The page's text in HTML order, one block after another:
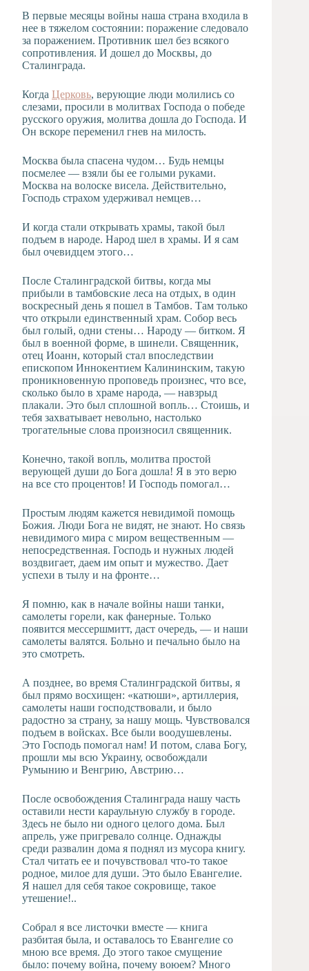
В первые месяцы войны наша страна входила в
нее в тяжелом состоянии: поражение следовало
за поражением. Противник шел без всякого
сопротивления. И дошел до Москвы, до
Сталинграда.
Когда Церковь, верующие люди молились со
слезами, просили в молитвах Господа о победе
русского оружия, молитва дошла до Господа. И
Он вскоре переменил гнев на милость.
Москва была спасена чудом… Будь немцы
посмелее — взяли бы ее голыми руками.
Москва на волоске висела. Действительно,
Господь страхом удерживал немцев…
И когда стали открывать храмы, такой был
подъем в народе. Народ шел в храмы. И я сам
был очевидцем этого…
После Сталинградской битвы, когда мы
прибыли в тамбовские леса на отдых, в один
воскресный день я пошел в Тамбов. Там только
что открыли единственный храм. Собор весь
был голый, одни стены… Народу — битком. Я
был в военной форме, в шинели. Священник,
отец Иоанн, который стал впоследствии
епископом Иннокентием Калининским, такую
проникновенную проповедь произнес, что все,
сколько было в храме народа, — навзрыд
плакали. Это был сплошной вопль… Стоишь, и
тебя захватывает невольно, настолько
трогательные слова произносил священник.
Конечно, такой вопль, молитва простой
верующей души до Бога дошла! Я в это верю
на все сто процентов! И Господь помогал…
Простым людям кажется невидимой помощь
Божия. Люди Бога не видят, не знают. Но связь
невидимого мира с миром вещественным —
непосредственная. Господь и нужных людей
воздвигает, даем им опыт и мужество. Дает
успехи в тылу и на фронте…
Я помню, как в начале войны наши танки,
самолеты горели, как фанерные. Только
появится мессершмитт, даст очередь, — и наши
самолеты валятся. Больно и печально было на
это смотреть.
А позднее, во время Сталинградской битвы, я
был прямо восхищен: «катюши», артиллерия,
самолеты наши господствовали, и было
радостно за страну, за нашу мощь. Чувствовался
подъем в войсках. Все были воодушевлены.
Это Господь помогал нам! И потом, слава Богу,
прошли мы всю Украину, освобождали
Румынию и Венгрию, Австрию…
После освобождения Сталинграда нашу часть
оставили нести караульную службу в городе.
Здесь не было ни одного целого дома. Был
апрель, уже пригревало солнце. Однажды
среди развалин дома я поднял из мусора книгу.
Стал читать ее и почувствовал что-то такое
родное, милое для души. Это было Евангелие.
Я нашел для себя такое сокровище, такое
утешение!..
Собрал я все листочки вместе — книга
разбитая была, и оставалось то Евангелие со
мною все время. До этого такое смущение
было: почему война, почему воюем? Много